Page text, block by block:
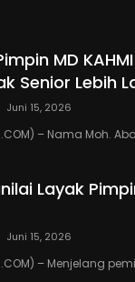
MD
Senior Lebih
Juni 15, 2026
– Nama Moh.
Layak
Juni 15, 2026
– Menjelang